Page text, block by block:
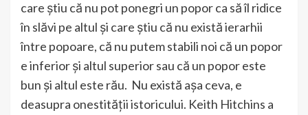
care știu că nu pot ponegri un popor ca să îl ridice
în slăvi pe altul și care știu că nu există ierarhii
între popoare, că nu putem stabili noi că un popor
e inferior și altul superior sau că un popor este
bun și altul este rău. Nu există așa ceva, e
deasupra onestității istoricului. Keith Hitchins a